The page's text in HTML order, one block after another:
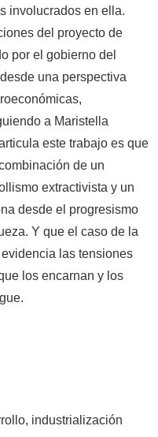
industrialización
involucrados en ella.
del proyecto de
por el gobierno del
una perspectiva
a Maristella
este trabajo es que
de un
extractivista y un
desde el progresismo
Y que el caso de la
las tensiones
los encarnan y los